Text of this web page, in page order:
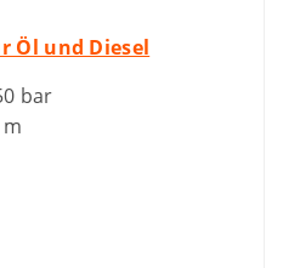
Öl und Diesel
bar